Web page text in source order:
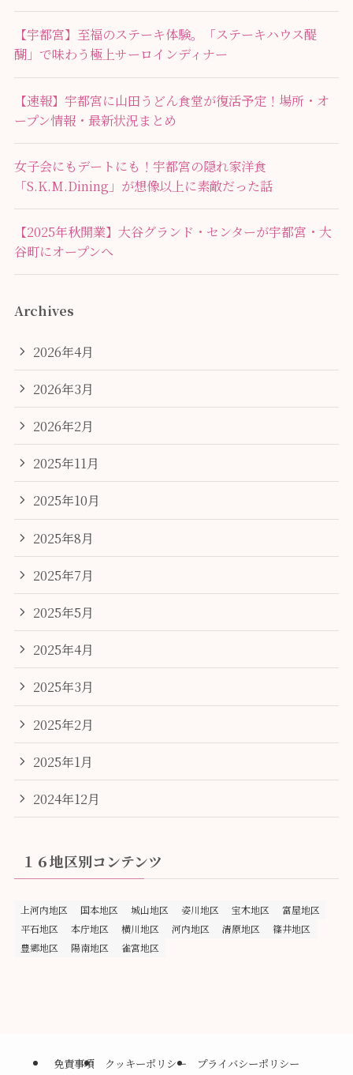
【宇都宮】至福のステーキ体験。「ステーキハウス醍
醐」で味わう極上サーロインディナー
【速報】宇都宮に山田うどん食堂が復活予定！場所・オ
ープン情報・最新状況まとめ
女子会にもデートにも！宇都宮の隠れ家洋食
「S.K.M.Dining」が想像以上に素敵だった話
【2025年秋開業】大谷グランド・センターが宇都宮・大
谷町にオープンへ
Archives
2026年4月
2026年3月
2026年2月
2025年11月
2025年10月
2025年8月
2025年7月
2025年5月
2025年4月
2025年3月
2025年2月
2025年1月
2024年12月
１６地区別コンテンツ
上河内地区 国本地区 城山地区 姿川地区 宝木地区
富屋地区
平石地区
本庁地区 横川地区 河内地区 清原地区
篠井地区
豊郷地区
陽南地区 雀宮地区
免責事項 クッキーポリシー プライバシーポリシー